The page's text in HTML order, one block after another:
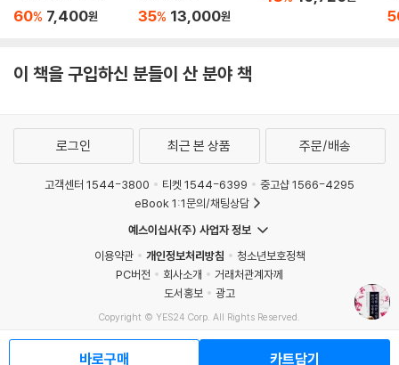
075 진공청소기 - 카펫 먼지와의 전쟁 238
076 비행기 - 하늘을 나는 인류의 꿈을 실현하다 242
078 세탁기 - 여성의 사회진출을 가능하게 한 발명품 248
081 방송 - 일방향 다중매체와 매스미디어의 발명 257
082 텔레비전 - 정보와 오락의 무한공급장치 260
083 심전도와 뇌전도 - 인체 전기적 신호의 기록 263
084 레이더 - 물체에 부딪혔다가 반사되는 전자기파의 특성을 이용한 탐
086 로켓 - 냉전의 추진력에서 우주탐험의 추진력으로 272
087 제트엔진 - 폭발과 분사의 원리를 응용한 고속추진장치 276
089 원자로 - 핵분열 인공 제어장치 282
090 컴퓨터 - 20세기의 가장 중요한 발명품 286
60% 7,400원 35% 13,000원
이 책을 구입하신 분들이 산 분야 책
바로구매 카트담기
로그인 최근 본 상품 주문/배송
고객센터 1544-3800 티켓 1544-6399
중고샵 1566-4295
eBook 1:1문의/채팅상담
예스이십사(주) 사업자 정보
이용약관
개인정보처리방침
청소년보호정책
PC버전
회사소개
거래처관계자께
도서홍보
광고
Copyright © YES24 Corp. All Rights Reserved.